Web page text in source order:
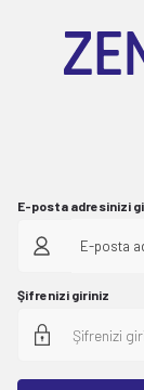
E-posta adresinizi
E-posta
Şifrenizi giriniz